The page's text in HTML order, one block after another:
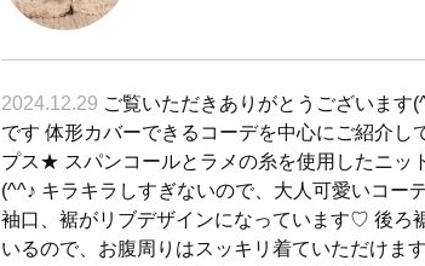
2024.12.29 ご覧いただきありがとうございま
です 体形カバーできるコーデを中心にご紹介し
プス★ スパンコールとラメの糸を使用したニッ
(^^♪ キラキラしすぎないので、大人可愛いコー
袖口、裾がリブデザインになっています♡ 後ろ
いるので、お腹周りはスッキリ着ていただけま